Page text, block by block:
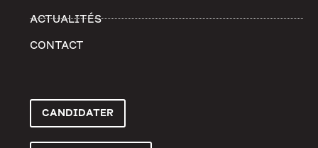
ACTUALITÉS
CONTACT
CANDIDATER